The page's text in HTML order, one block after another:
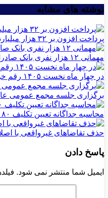
نوشته های مشابه
پرداخت افزون بر ۳۲ هزار میلیارد ریال تسهیلات قرض الحسنه ازدواج و فرزندآوری توسط بانک کشاورزی
مهمانی ۱۲ هزار نفری بانک صادرات ایران| حمایت از اقشار کم‌درآمد با توزیع بسته‌های معیشتی
در چهار ماه نخست ۱۴۰۵ رقم خورد؛ پرداخت بیش از ۸ همت وام ازدواج به زوج‌های جوان توسط بانک ملی ایران
برگزاری جلسه مجمع عمومی عادی سال ۱۴۰۴موسسه صندوق رفاه و تامین آتیه
محاسبه جداگانه تعیین تکلیف ۸۰ درصد برگه چک‌های کاغذی و الکترونیکی هنگام درخواست دسته چک
حذف تقاضاهای غیرواقعی با
پاسخ دادن
ایمیل شما منتشر نمی شود.